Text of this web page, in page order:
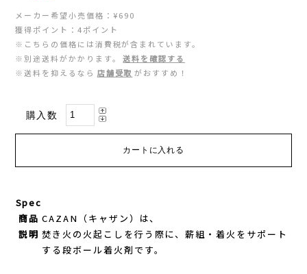
SAMURAI GEL(サムライジェル)
Shonai Special(ショウナイスペシャル)
ZEN NUTRITION(ゼンニュートリション)
ジャパンエナジーフード
オレは摂取す
FEELCAP(フィールキャップ)
finetrack(ファイントラック)
goodr(グダー)
handson grip (ハンズオングリップ)
メーカー希望小売価格：¥690
獲得ポイント：4ポイント
※こちらの価格には消費税が含まれています。
※別途送料がかかります。
送料を確認する
※送料を抑えるなら 店舗受取 がおすすめ！
購入数
Spec
商品
説明
CAZAN（キャザン）は、
焚き火の火起こしを行う際に、薪組・着火をサポート
する段ボール着火剤です。